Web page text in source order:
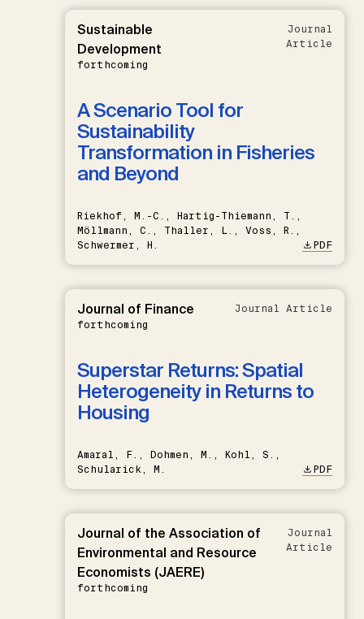
Sustainable
Development
forthcoming
Journal
Article
A Scenario Tool for
Sustainability
Transformation in Fisheries
and Beyond
Riekhof, M.-C., Hartig-Thiemann, T.,
Möllmann, C., Thaller, L., Voss, R.,
Schwermer, H.
PDF
Journal of Finance
forthcoming
Journal Article
Superstar Returns: Spatial
Heterogeneity in Returns to
Housing
Amaral, F., Dohmen, M., Kohl, S.,
Schularick, M.
PDF
Journal of the Association of
Environmental and Resource
Economists (JAERE)
forthcoming
Journal
Article